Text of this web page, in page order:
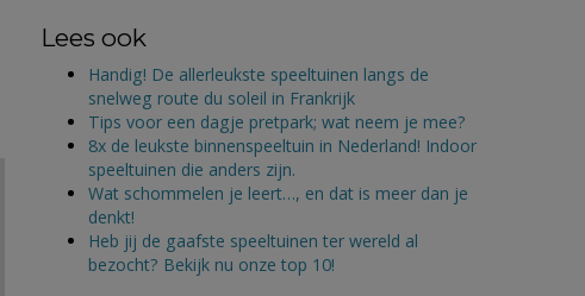
Lees ook
Handig! De allerleukste speeltuinen langs de
snelweg route du soleil in Frankrijk
Tips voor een dagje pretpark; wat neem je mee?
8x de leukste binnenspeeltuin in Nederland! Indoor
speeltuinen die anders zijn.
Wat schommelen je leert…, en dat is meer dan je
denkt!
Heb jij de gaafste speeltuinen ter wereld al
bezocht? Bekijk nu onze top 10!